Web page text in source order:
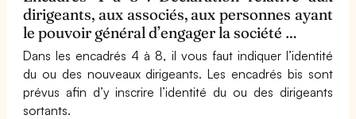
dirigeants, aux associés, aux personnes ayant
le pouvoir général d’engager la société …
Dans les encadrés 4 à 8, il vous faut indiquer l’identité
du ou des nouveaux dirigeants. Les encadrés bis sont
prévus afin d’y inscrire l’identité du ou des dirigeants
sortants.